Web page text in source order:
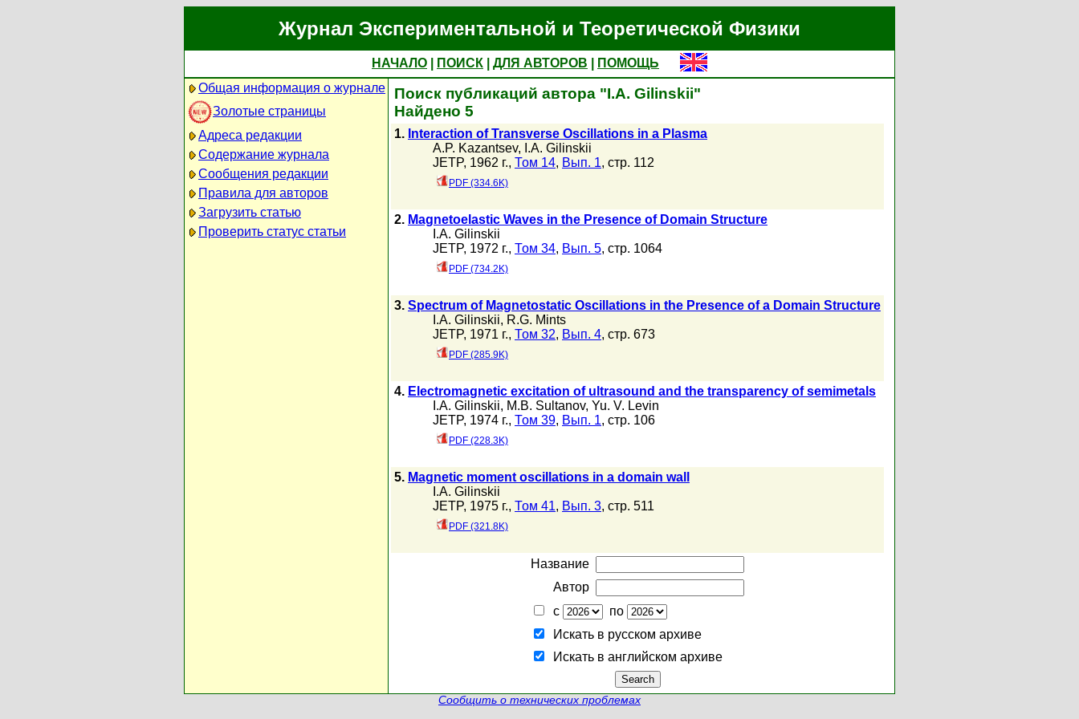
Журнал Экспериментальной и Теоретической Физики
НАЧАЛО ПОИСК ДЛЯ АВТОРОВ
ПОМОЩЬ
Общая информация о журнале
Золотые страницы
Адреса редакции
Содержание журнала
Сообщения редакции
Правила для авторов
Загрузить статью
Проверить статус статьи
Поиск публикаций автора "I.A. Gilinskii"
Найдено 5
1. Interaction of Transverse Oscillations in a Plasma
A.P. Kazantsev, I.A. Gilinskii
JETP, 1962 г., Том 14, Вып. 1, стр. 112
PDF (334.6K)
2. Magnetoelastic Waves in the Presence of Domain Structure
I.A. Gilinskii
JETP, 1972 г., Том 34, Вып. 5, стр. 1064
PDF (734.2K)
3. Spectrum of Magnetostatic Oscillations in the Presence of a Domain Structure
I.A. Gilinskii, R.G. Mints
JETP, 1971 г., Том 32, Вып. 4, стр. 673
PDF (285.9K)
4. Electromagnetic excitation of ultrasound and the transparency of semimetals
I.A. Gilinskii, M.B. Sultanov, Yu. V. Levin
JETP, 1974 г., Том 39, Вып. 1, стр. 106
PDF (228.3K)
5. Magnetic moment oscillations in a domain wall
I.A. Gilinskii
JETP, 1975 г., Том 41, Вып. 3, стр. 511
PDF (321.8K)
Название
Автор
с
по
Искать в русском архиве
Искать в английском архиве
Сообщить о технических проблемах